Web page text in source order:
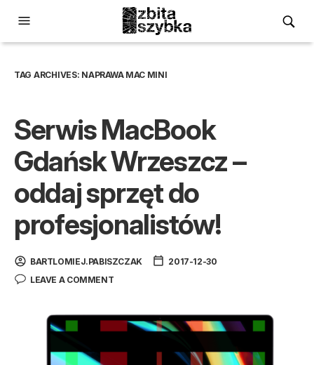
TAG ARCHIVES: NAPRAWA MAC MINI
Serwis MacBook
Gdańsk Wrzeszcz –
oddaj sprzęt do
profesjonalistów!
BARTLOMIEJ.PABISZCZAK
2017-12-30
LEAVE A COMMENT